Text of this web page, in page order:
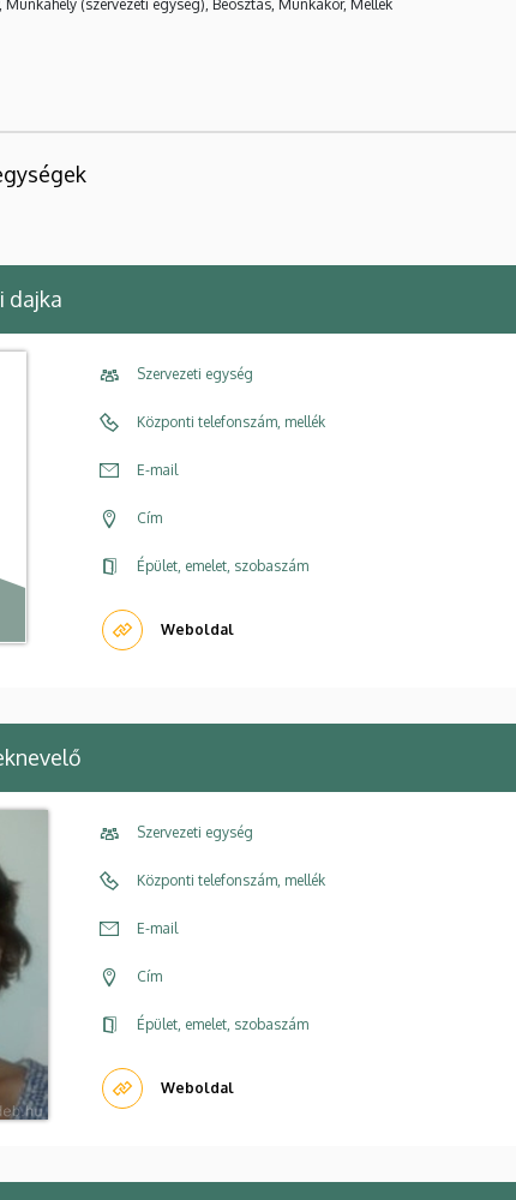
Munkahely (szervezeti egység), Beosztás, Munkakör, Mellék
dajka
Szervezeti egység
Központi telefonszám, mellék
E-mail
Cím
Épület, emelet, szobaszám
Weboldal
Szervezeti egység
Központi telefonszám, mellék
E-mail
Cím
Épület, emelet, szobaszám
Weboldal